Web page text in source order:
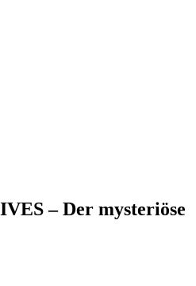
– Der mysteriöse